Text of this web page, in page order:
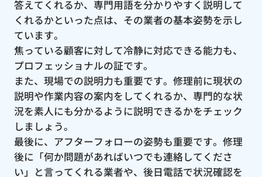
答えてくれるか、専門用語を分かりやすく説明して
くれるかといった点は、その業者の基本姿勢を示し
ています。
焦っている顧客に対して冷静に対応できる能力も、
プロフェッショナルの証です。
また、現場での説明力も重要です。修理前に現状の
説明や作業内容の案内をしてくれるか、専門的な状
況を素人にも分かるように説明できるかをチェック
しましょう。
最後に、アフターフォローの姿勢も重要です。修理
後に「何か問題があればいつでも連絡してくださ
い」と言ってくれる業者や、後日電話で状況確認を